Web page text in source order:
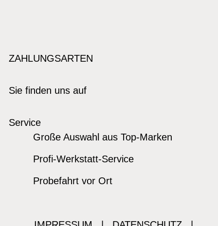
ZAHLUNGSARTEN
Sie finden uns auf
Service
Große Auswahl aus Top-Marken
Profi-Werkstatt-Service
Probefahrt vor Ort